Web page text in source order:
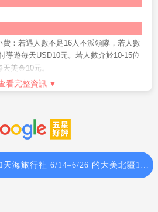
之特殊房型，請務必報名時先做告
無法保證一定入住(部份飯店大床房為
)
張大床或二張單人床，未必每個飯店
床則是在地上加一張單人床墊（無床
應方式為主要的供水方式；於是在同
容易產生所謂的熱水供應不足的狀
家重覆使用的時段，早點使用或晚點
家爭熱水的狀況。
分項目，如SPA、泛舟、出海…等，
，我們將退還部份費用(僅適用加價之
程)，若於當地取消，則恕無法退
定義為準。此部分費用為團體優惠價
12歲以下兒童不包含之項目則不在退
將以同等級飯店取代。但若為飯店保
生取消費用，特此告知。敬請見諒！
接受年滿70歲以上之貴賓，無同行家
之處，敬請見諒。
：若遇人數不足16人不派領隊，若人數
導遊每天USD10元。若人數介於10-15位
美金10元。
南亞是一個小費國家，小費的給予也是觀
～RP20000
貴賓RP10000
看完整資訊